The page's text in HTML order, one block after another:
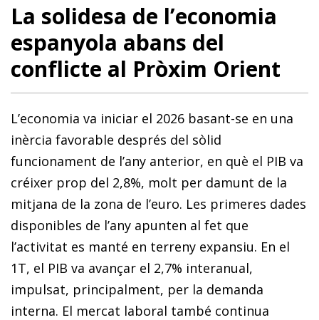
La solidesa de l’economia
espanyola abans del
conflicte al Pròxim Orient
L’economia va iniciar el 2026 basant-se en una
inèrcia favorable després del sòlid
funcionament de l’any anterior, en què el PIB va
créixer prop del 2,8%, molt per damunt de la
mitjana de la zona de l’euro. Les primeres dades
disponibles de l’any apunten al fet que
l’activitat es manté en terreny expansiu. En el
1T, el PIB va avançar el 2,7% interanual,
impulsat, principalment, per la demanda
interna. El mercat laboral també continua